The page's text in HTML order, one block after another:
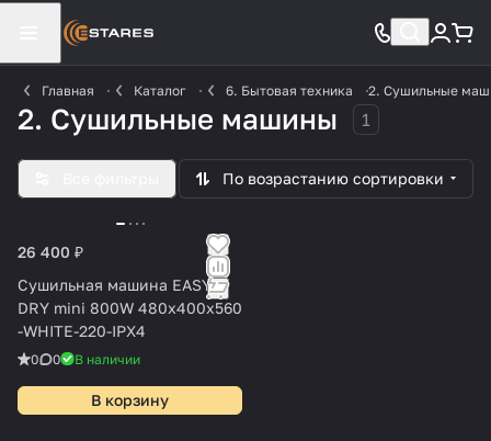
Главная Каталог 6. Бытовая техника 2. Сушильные
2. Сушильные машины 1
По возрастанию сортировки
26 400 ₽
Сушильная машина EASY
DRY mini 800W 480x400x560
-WHITE-220-IPX4
0 0 В наличии
В корзину